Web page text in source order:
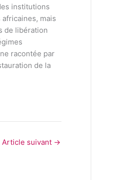
institutions
mais
de libération
racontée par
de la
Article suivant →